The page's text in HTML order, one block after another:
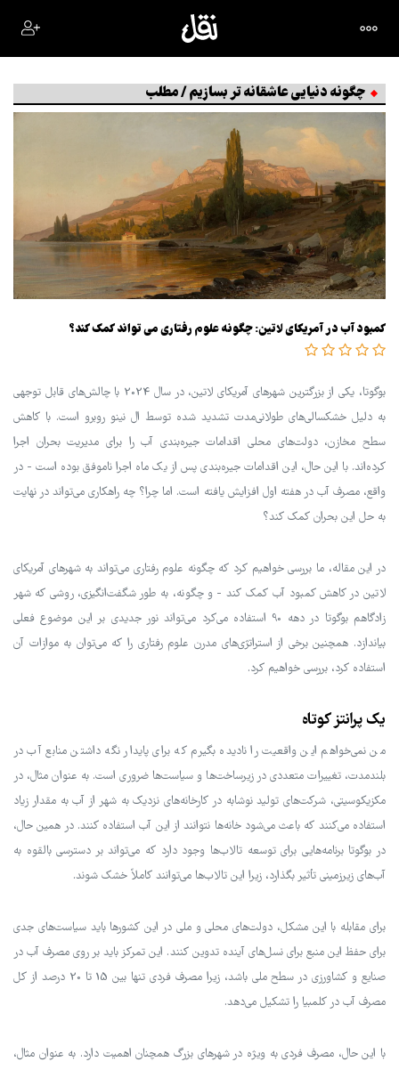
چگونه دنیایی عاشقانه تر بسازیم / مطلب
کمبود آب در آمریکای لاتین: چگونه علوم رفتاری می تواند کمک کند؟
بوگوتا، یکی از بزرگترین شهرهای آمریکای لاتین، در سال 2024 با چالش‌های قابل توجهی
به دلیل خشکسالی‌های طولانی‌مدت تشدید شده توسط ال نینو روبرو است. با کاهش
سطح مخازن، دولت‌های محلی اقدامات جیره‌بندی آب را برای مدیریت بحران اجرا
کرده‌اند. با این حال، این اقدامات جیره‌بندی پس از یک ماه اجرا ناموفق بوده است - در
واقع، مصرف آب در هفته اول افزایش یافته است. اما چرا؟ چه راهکاری می‌تواند در نهایت
به حل این بحران کمک کند؟
در این مقاله، ما بررسی خواهیم کرد که چگونه علوم رفتاری می‌تواند به شهرهای آمریکای
لاتین در کاهش کمبود آب کمک کند - و چگونه، به طور شگفت‌انگیزی، روشی که شهر
زادگاهم بوگوتا در دهه 90 استفاده می‌کرد می‌تواند نور جدیدی بر این موضوع فعلی
بیاندازد. همچنین برخی از استراتژی‌های مدرن علوم رفتاری را که می‌توان به موازات آن
استفاده کرد، بررسی خواهیم کرد.
یک پرانتز کوتاه
من نمی‌خواهم این واقعیت را نادیده بگیرم که برای پایدار نگه داشتن منابع آب در
بلندمدت، تغییرات متعددی در زیرساخت‌ها و سیاست‌ها ضروری است. به عنوان مثال، در
مکزیکوسیتی، شرکت‌های تولید نوشابه در کارخانه‌های نزدیک به شهر از آب به مقدار زیاد
استفاده می‌کنند که باعث می‌شود خانه‌ها نتوانند از این آب استفاده کنند. در همین حال،
در بوگوتا برنامه‌هایی برای توسعه تالاب‌ها وجود دارد که می‌تواند بر دسترسی بالقوه به
آب‌های زیرزمینی تأثیر بگذارد، زیرا این تالاب‌ها می‌توانند کاملاً خشک شوند.
برای مقابله با این مشکل، دولت‌های محلی و ملی در این کشورها باید سیاست‌های جدی
برای حفظ این منبع برای نسل‌های آینده تدوین کنند. این تمرکز باید بر روی مصرف آب در
صنایع و کشاورزی در سطح ملی باشد، زیرا مصرف فردی تنها بین 15 تا 20 درصد از کل
مصرف آب در کلمبیا را تشکیل می‌دهد.
با این حال، مصرف فردی به ویژه در شهرهای بزرگ همچنان اهمیت دارد. به عنوان مثال،